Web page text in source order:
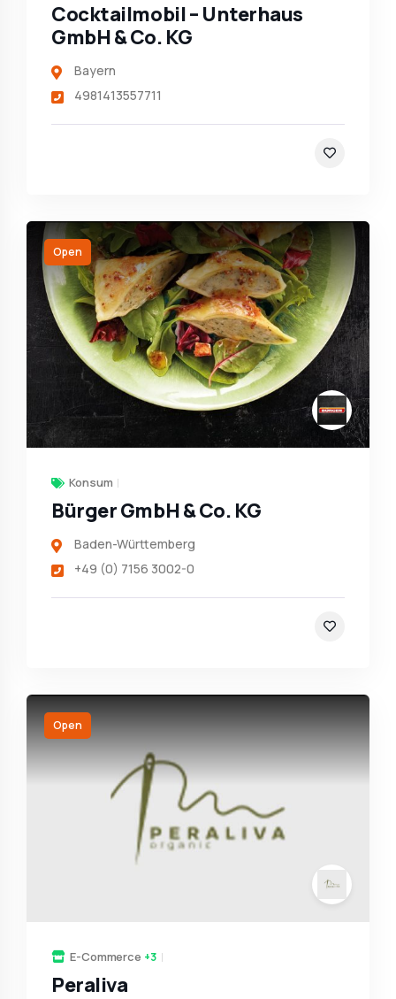
Cocktailmobil – Unterhaus
GmbH & Co. KG
Bayern
4981413557711
Open
Konsum
Bürger GmbH & Co. KG
Baden-Württemberg
+49 (0) 7156 3002-0
Open
E-Commerce +3
Peraliva